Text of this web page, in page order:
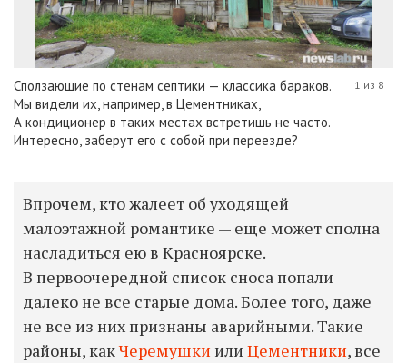
Сползающие по стенам септики — классика бараков.
Мы видели их, например, в Цементниках,
А кондиционер в таких местах встретишь не часто.
Интересно, заберут его с собой при переезде?
1 из 8
Впрочем, кто жалеет об уходящей
малоэтажной романтике — еще может сполна
насладиться ею в Красноярске.
В первоочередной список сноса попали
далеко не все старые дома. Более того, даже
не все из них признаны аварийными. Такие
районы, какЧеремушки или Цементники, все